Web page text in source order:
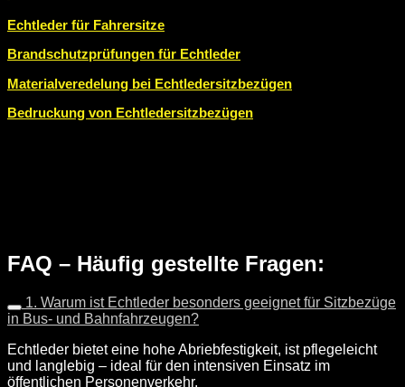
Echtleder für Fahrersitze
Brandschutzprüfungen für Echtleder
Materialveredelung bei Echtledersitzbezügen
Bedruckung von Echtledersitzbezügen
FAQ – Häufig gestellte Fragen:
1. Warum ist Echtleder besonders geeignet für Sitzbezüge
in Bus- und Bahnfahrzeugen?
Echtleder bietet eine hohe Abriebfestigkeit, ist pflegeleicht
und langlebig – ideal für den intensiven Einsatz im
öffentlichen Personenverkehr.